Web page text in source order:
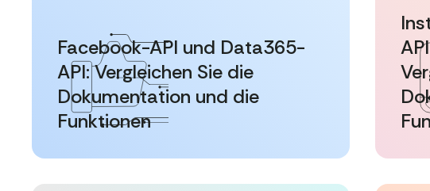
Facebook-API und Data365-
API: Vergleichen Sie die
Dokumentation und die
Funktionen